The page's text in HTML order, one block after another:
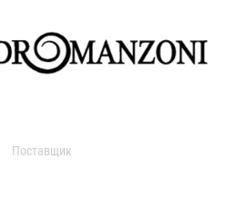
Поставщик